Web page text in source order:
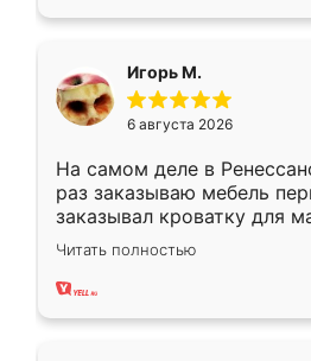
Игорь М.
6 августа 2026
На самом деле в
раз заказываю мебель
заказывал кроватку для
ребёнка при его рождении
заказал шкаф-купе. По
хорошее сборка
Читать полностью